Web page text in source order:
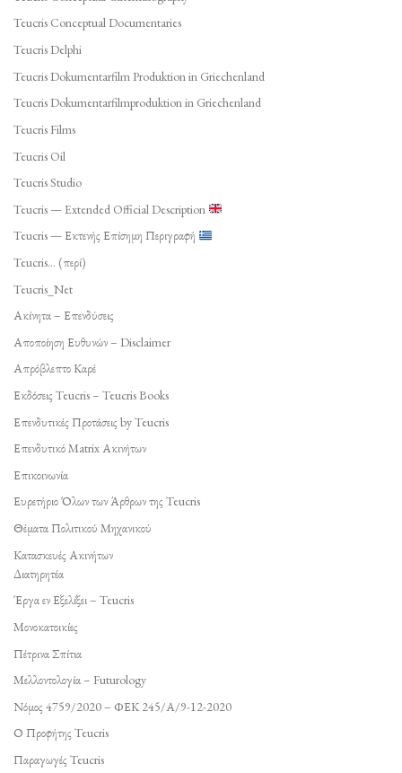
Teucris Conceptual Documentaries
Teucris Delphi
Teucris Dokumentarfilm Produktion in Griechenland
Teucris Dokumentarfilmproduktion in Griechenland
Teucris Films
Teucris Oil
Teucris Studio
Teucris — Extended Official Description
Teucris — Εκτενής Επίσημη Περιγραφή
Teucris… (περί)
Teucris_Net
Ακίνητα – Επενδύσεις
Αποποίηση Ευθυνών – Disclaimer
Απρόβλεπτο Καρέ
Εκδόσεις Teucris – Teucris Books
Επενδυτικές Προτάσεις by Teucris
Επενδυτικό Matrix Ακινήτων
Επικοινωνία
Ευρετήριο Όλων των Άρθρων της Teucris
Θέματα Πολιτικού Μηχανικού
Κατασκευές Ακινήτων
Διατηρητέα
Έργα εν Εξελίξει – Teucris
Μονοκατοικίες
Πέτρινα Σπίτια
Μελλοντολογία – Futurology
Νόμος 4759/2020 – ΦΕΚ 245/Α/9-12-2020
Ο Προφήτης Teucris
Παραγωγές Teucris